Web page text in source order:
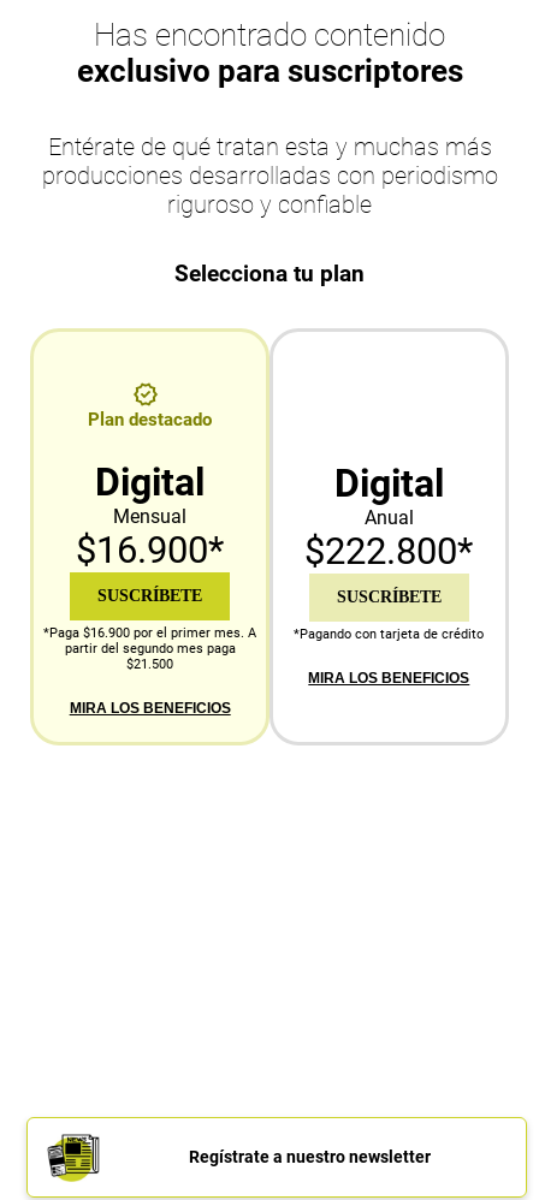
Has encontrado contenido
exclusivo para suscriptores
Entérate de qué tratan esta y muchas más
producciones desarrolladas con periodismo
riguroso y confiable
Selecciona tu plan
Plan destacado
Digital
Mensual
$16.900*
SUSCRÍBETE
*Paga $16.900 por el primer mes. A
partir del segundo mes paga
$21.500
MIRA LOS BENEFICIOS
Digital
Anual
$222.800*
SUSCRÍBETE
*Pagando con tarjeta de crédito
MIRA LOS BENEFICIOS
Regístrate a nuestro newsletter